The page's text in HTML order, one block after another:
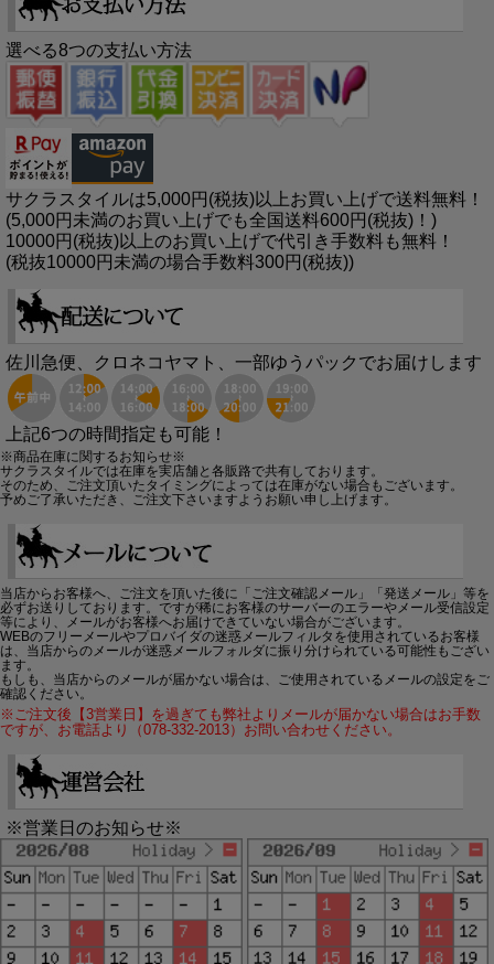
選べる8つの支払い方法
サクラスタイルは5,000円(税抜)以上お買い上げで送料無料！
(5,000円未満のお買い上げでも全国送料600円(税抜)！)
10000円(税抜)以上のお買い上げで代引き手数料も無料！
(税抜10000円未満の場合手数料300円(税抜))
佐川急便、クロネコヤマト、一部ゆうパックでお届けします
上記6つの時間指定も可能！
※商品在庫に関するお知らせ※
サクラスタイルでは在庫を実店舗と各販路で共有しております。
そのため、ご注文頂いたタイミングによっては在庫がない場合もございます。
予めご了承いただき、ご注文下さいますようお願い申し上げます。
当店からお客様へ、ご注文を頂いた後に「ご注文確認メール」「発送メール」等を
必ずお送りしております。ですが稀にお客様のサーバーのエラーやメール受信設定
等により、メールがお客様へお届けできていない場合がございます。
WEBのフリーメールやプロバイダの迷惑メールフィルタを使用されているお客様
は、当店からのメールが迷惑メールフォルダに振り分けられている可能性もござい
ます。
もしも、当店からのメールが届かない場合は、ご使用されているメールの設定をご
確認ください。
※ご注文後【3営業日】を過ぎても弊社よりメールが届かない場合はお手数
ですが、お電話より（078-332-2013）お問い合わせください。
※営業日のお知らせ※